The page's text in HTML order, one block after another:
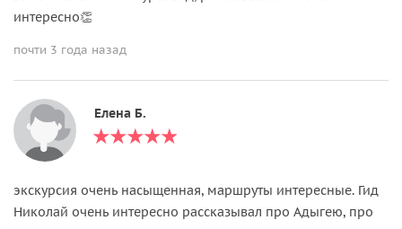
интересно👏
почти 3 года назад
Елена Б.
экскурсия очень насыщенная, маршруты интересные. Гид
Николай очень интересно рассказывал про Адыгею, про